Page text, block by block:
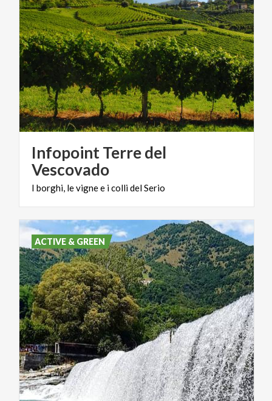
Infopoint Terre del
Vescovado
I borghi, levignee icollidelSerio
ACTIVE & GREEN